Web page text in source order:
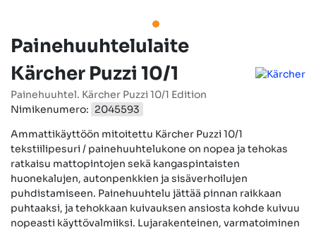
Painehuuhtelulaite
Kärcher Puzzi 10/1
Painehuuhtel. Kärcher Puzzi 10/1 Edition
Nimikenumero: 2045593
Ammattikäyttöön mitoitettu Kärcher Puzzi 10/1
tekstiilipesuri / painehuuhtelukone on nopea ja tehokas
ratkaisu mattopintojen sekä kangaspintaisten
huonekalujen, autonpenkkien ja sisäverhoilujen
puhdistamiseen. Painehuuhtelu jättää pinnan raikkaan
puhtaaksi, ja tehokkaan kuivauksen ansiosta kohde kuivuu
nopeasti käyttövalmiiksi. Lujarakenteinen, varmatoiminen